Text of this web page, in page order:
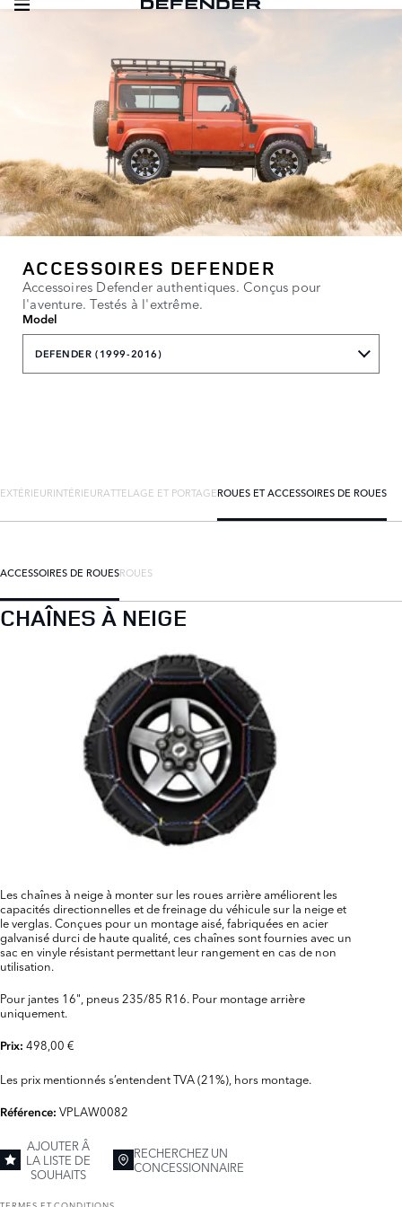
ACCESSOIRES DEFENDER
Accessoires Defender authentiques. Conçus pour
l'aventure. Testés à l'extrême.
Model
DEFENDER (1999-2016)
EXTÉRIEURINTÉRIEURATTELAGE ET PORTAGEROUES ET ACCESSOIRES DE ROUES
ACCESSOIRES DE ROUESROUES
CHAÎNES À NEIGE
Les chaînes à neige à monter sur les roues arrière améliorent les
capacités directionnelles et de freinage du véhicule sur la neige et
le verglas. Conçues pour un montage aisé, fabriquées en acier
galvanisé durci de haute qualité, ces chaînes sont fournies avec un
sac en vinyle résistant permettant leur rangement en cas de non
utilisation.
Pour jantes 16", pneus 235/85 R16. Pour montage arrière
uniquement.
Prix: 498,00 €
Les prix mentionnés s’entendent TVA (21%), hors montage.
Référence: VPLAW0082
AJOUTER Â
LA LISTE DE
SOUHAITS
RECHERCHEZ UN
CONCESSIONNAIRE